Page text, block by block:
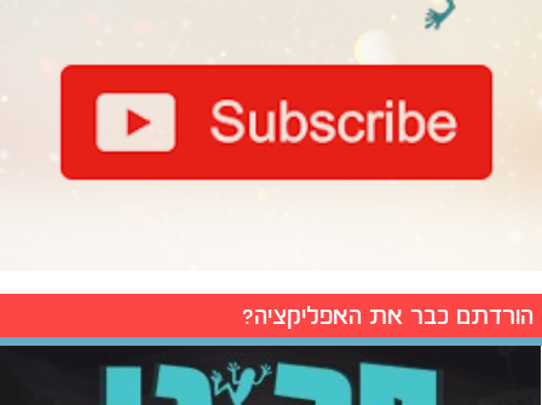
הורדתם כבר את האפליקציה?